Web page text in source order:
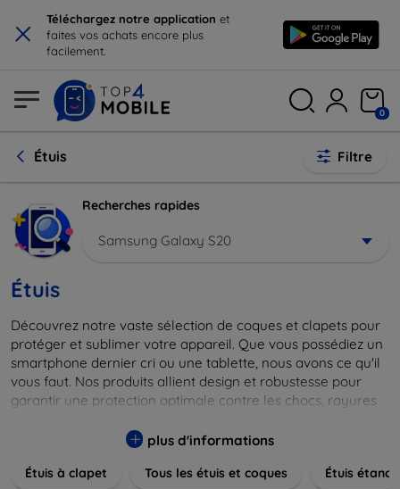
× Téléchargez notre application et
faites vos achats encore plus
facilement.
0
Étuis Filtre
Recherches rapides
Samsung Galaxy S20
Étuis
Découvrez notre vaste sélection de coques et clapets pour
protéger et sublimer votre appareil. Que vous possédiez un
smartphone dernier cri ou une tablette, nous avons ce qu'il
vous faut. Nos produits allient design et robustesse pour
garantir une protection optimale contre les chocs, rayures
allant des modèles élégants et minimalistes aux designs
matériaux de haute qualité, y compris le cuir, le silicone, et
plus d'informations
Étuis à clapet Tous les étuis et coques Étuis